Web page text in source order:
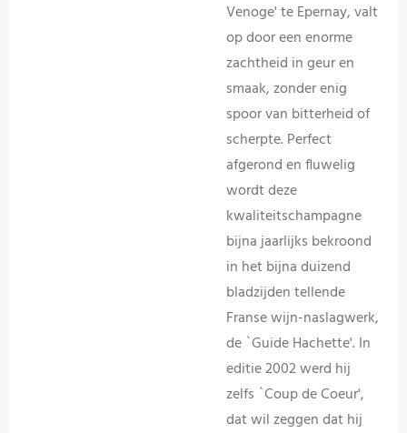
Venoge' te Epernay, valt
op door een enorme
zachtheid in geur en
smaak, zonder enig
spoor van bitterheid of
scherpte. Perfect
afgerond en fluwelig
wordt deze
kwaliteitschampagne
bijna jaarlijks bekroond
in het bijna duizend
bladzijden tellende
Franse wijn-naslagwerk,
de `Guide Hachette'. In
editie 2002 werd hij
zelfs `Coup de Coeur',
dat wil zeggen dat hij